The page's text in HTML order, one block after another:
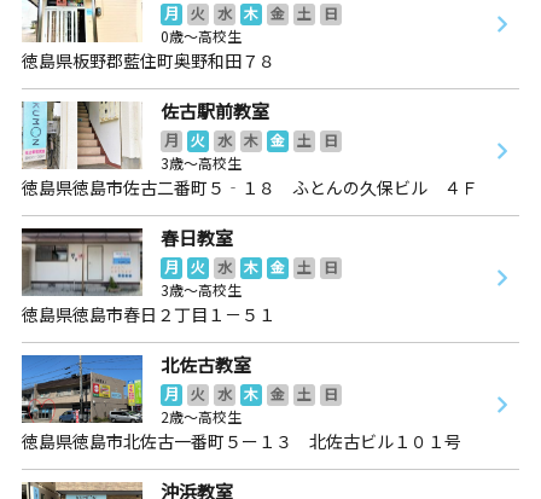
月 火 水 木 金 土
日
0歳～高校生
徳島県板野郡藍住町奥野和田７８
佐古駅前教室
月 火 水 木 金 土
日
3歳～高校生
徳島県徳島市佐古二番町５‐１８ ふとんの久保ビル ４Ｆ
春日教室
月 火 水 木 金 土
日
3歳～高校生
徳島県徳島市春日２丁目１－５１
北佐古教室
月 火 水 木 金 土
日
2歳～高校生
徳島県徳島市北佐古一番町５ー１３ 北佐古ビル１０１号
沖浜教室